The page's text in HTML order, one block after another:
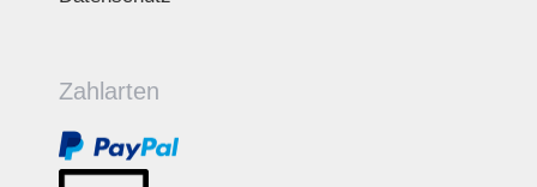
Zahlarten